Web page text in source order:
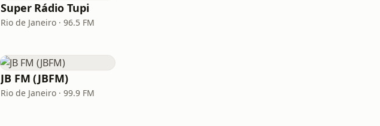
Super Rádio Tupi
Rio de Janeiro · 96.5 FM
JB FM (JBFM)
Rio de Janeiro · 99.9 FM